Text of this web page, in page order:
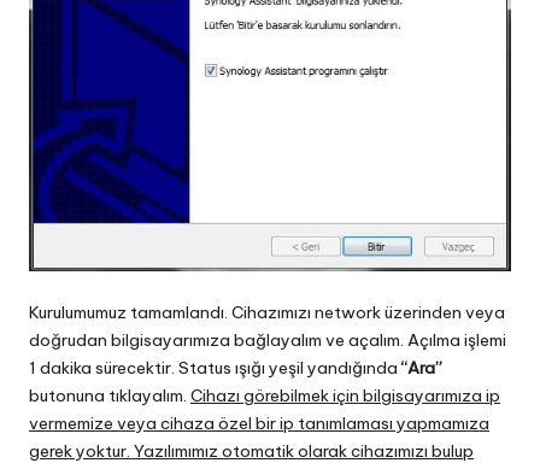
Kurulumumuz tamamlandı. Cihazımızı network üzerinden veya
doğrudan bilgisayarımıza bağlayalım ve açalım. Açılma işlemi
1 dakika sürecektir. Status ışığı yeşil yandığında“Ara”
butonuna tıklayalım. Cihazı görebilmek için bilgisayarımıza ip
vermemize veya cihaza özel bir ip tanımlaması yapmamıza
gerek yoktur. Yazılımımız otomatik olarak cihazımızı bulup